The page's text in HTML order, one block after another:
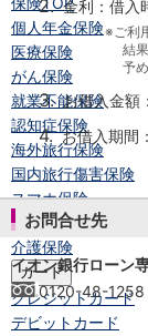
個人年金保険
医療保険
がん保険
就業不能保険
認知症保険
海外旅行保険
国内旅行傷害保険
スマホ保険
傷害保険
介護保険
カード
クレジットカード
デビットカード
2. 金利：借入
※ご利
結
予
3. お借入金額
4. お借入期間
お問合せ先
イオン銀行ローン
0120-48-1258